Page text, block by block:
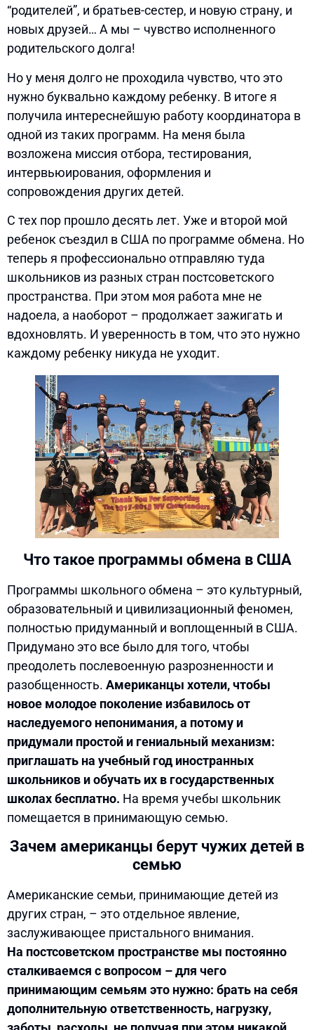
“родителей”, и братьев-сестер, и новую страну, и
новых друзей… А мы – чувство исполненного
родительского долга!
Но у меня долго не проходила чувство, что это
нужно буквально каждому ребенку. В итоге я
получила интереснейшую работу координатора в
одной из таких программ. На меня была
возложена миссия отбора, тестирования,
интервьюирования, оформления и
сопровождения других детей.
С тех пор прошло десять лет. Уже и второй мой
ребенок съездил в США по программе обмена. Но
теперь я профессионально отправляю туда
школьников из разных стран постсоветского
пространства. При этом моя работа мне не
надоела, а наоборот – продолжает зажигать и
вдохновлять. И уверенность в том, что это нужно
каждому ребенку никуда не уходит.
Что такое программы обмена в США
Программы школьного обмена – это культурный,
образовательный и цивилизационный феномен,
полностью придуманный и воплощенный в США.
Придумано это все было для того, чтобы
преодолеть послевоенную разрозненности и
разобщенность. Американцы хотели, чтобы
новое молодое поколение избавилось от
наследуемого непонимания, а потому и
придумали простой и гениальный механизм:
приглашать на учебный год иностранных
школьников и обучать их в государственных
школах бесплатно. На время учебы школьник
помещается в принимающую семью.
Зачем американцы берут чужих детей в
семью
Американские семьи, принимающие детей из
других стран, – это отдельное явление,
заслуживающее пристального внимания.
На постсоветском пространстве мы постоянно
сталкиваемся с вопросом – для чего
принимающим семьям это нужно: брать на себя
дополнительную ответственность, нагрузку,